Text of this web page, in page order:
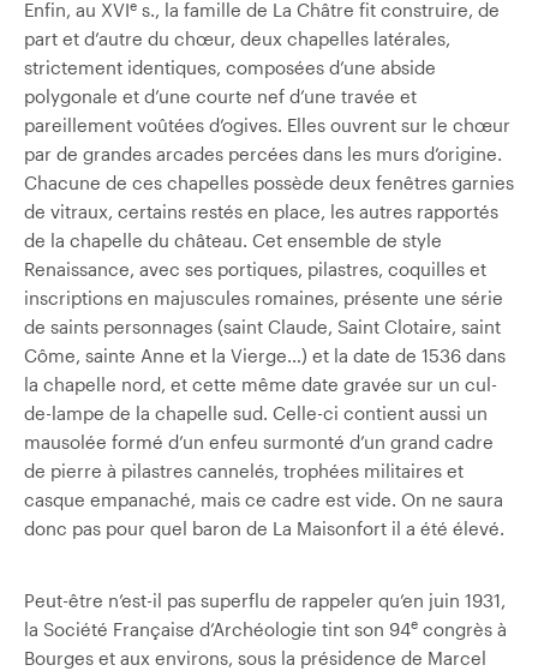
Enfin, au XVIe s., la famille de La Châtre fit construire, de
part et d’autre du chœur, deux chapelles latérales,
strictement identiques, composées d’une abside
polygonale et d’une courte nef d’une travée et
pareillement voûtées d’ogives. Elles ouvrent sur le chœur
par de grandes arcades percées dans les murs d’origine.
Chacune de ces chapelles possède deux fenêtres garnies
de vitraux, certains restés en place, les autres rapportés
de la chapelle du château. Cet ensemble de style
Renaissance, avec ses portiques, pilastres, coquilles et
inscriptions en majuscules romaines, présente une série
de saints personnages (saint Claude, Saint Clotaire, saint
Côme, sainte Anne et la Vierge…) et la date de 1536 dans
la chapelle nord, et cette même date gravée sur un cul-
de-lampe de la chapelle sud. Celle-ci contient aussi un
mausolée formé d’un enfeu surmonté d’un grand cadre
de pierre à pilastres cannelés, trophées militaires et
casque empanaché, mais ce cadre est vide. On ne saura
donc pas pour quel baron de La Maisonfort il a été élevé.
Peut-être n’est-il pas superflu de rappeler qu’en juin 1931,
la Société Française d’Archéologie tint son 94e congrès à
Bourges et aux environs, sous la présidence de Marcel